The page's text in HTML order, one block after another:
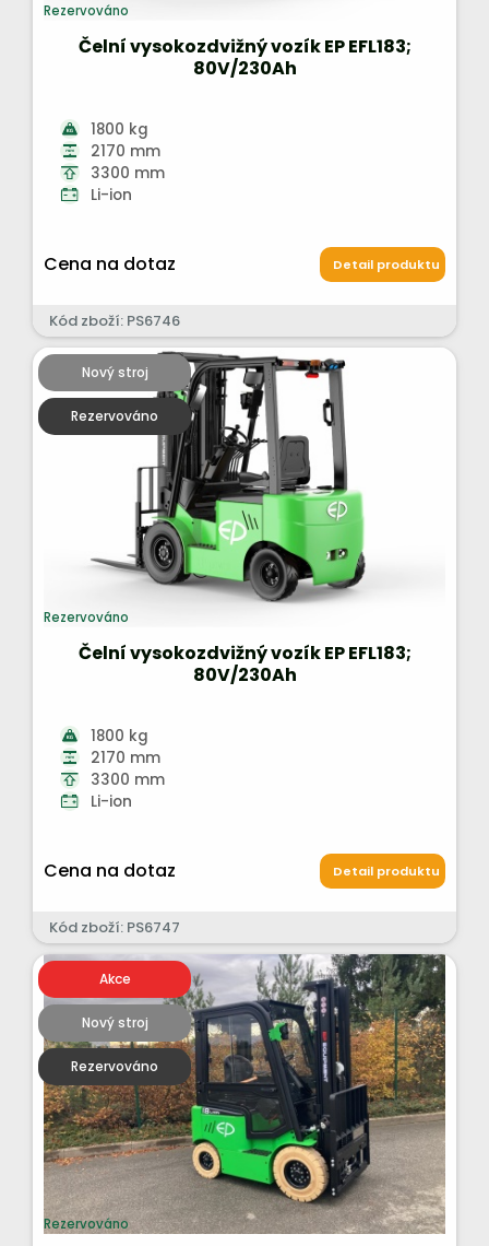
Rezervováno
Čelní vysokozdvižný vozík EP EFL183;
80V/230Ah
1800 kg
2170 mm
3300 mm
Li-ion
Cena na dotaz Detail produktu
Kód zboží: PS6746
Nový stroj
Rezervováno
Rezervováno
Čelní vysokozdvižný vozík EP EFL183;
80V/230Ah
1800 kg
2170 mm
3300 mm
Li-ion
Cena na dotaz Detail produktu
Kód zboží: PS6747
Akce
Nový stroj
Rezervováno
Rezervováno